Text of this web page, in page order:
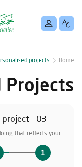
Home
projects
Projects
03 - Pick a name for the charity project
that reflects your
1